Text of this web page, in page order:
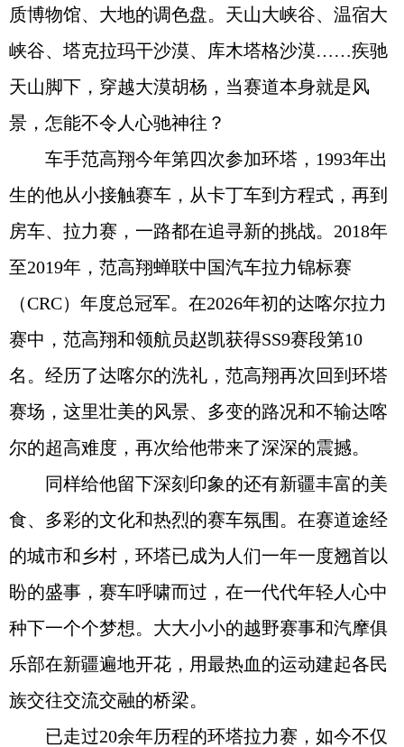
质博物馆、大地的调色盘。天山大峡谷、温宿大
峡谷、塔克拉玛干沙漠、库木塔格沙漠……疾驰
天山脚下，穿越大漠胡杨，当赛道本身就是风
景，怎能不令人心驰神往？
车手范高翔今年第四次参加环塔，1993年出
生的他从小接触赛车，从卡丁车到方程式，再到
房车、拉力赛，一路都在追寻新的挑战。2018年
至2019年，范高翔蝉联中国汽车拉力锦标赛
（CRC）年度总冠军。在2026年初的达喀尔拉力
赛中，范高翔和领航员赵凯获得SS9赛段第10
名。经历了达喀尔的洗礼，范高翔再次回到环塔
赛场，这里壮美的风景、多变的路况和不输达喀
尔的超高难度，再次给他带来了深深的震撼。
同样给他留下深刻印象的还有新疆丰富的美
食、多彩的文化和热烈的赛车氛围。在赛道途经
的城市和乡村，环塔已成为人们一年一度翘首以
盼的盛事，赛车呼啸而过，在一代代年轻人心中
种下一个个梦想。大大小小的越野赛事和汽摩俱
乐部在新疆遍地开花，用最热血的运动建起各民
族交往交流交融的桥梁。
已走过20余年历程的环塔拉力赛，如今不仅